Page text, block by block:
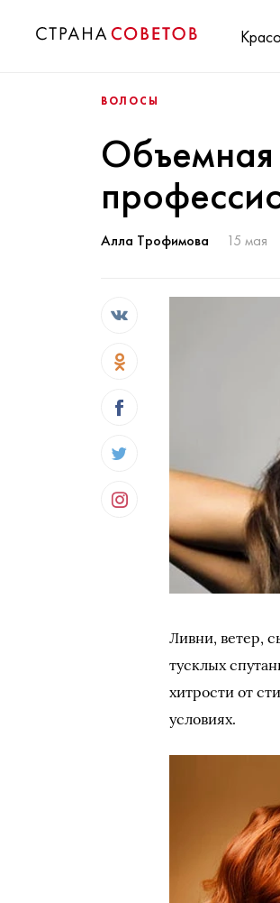
ВОЛОСЫ
Объемная
Алла Трофимова 15 мая
Ливни, ветер,
тусклых
хитрости от
условиях.